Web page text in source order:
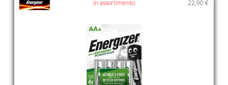
22,90 €
in assortimento